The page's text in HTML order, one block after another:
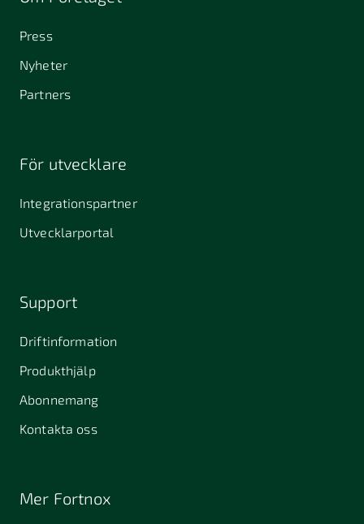
Press
Nyheter
Partners
För utvecklare
Integrationspartner
Utvecklarportal
Support
Driftinformation
Produkthjälp
Abonnemang
Kontakta oss
Mer Fortnox